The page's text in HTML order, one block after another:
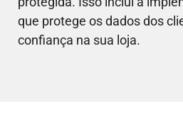
que protege os dados dos
confiança na sua loja.